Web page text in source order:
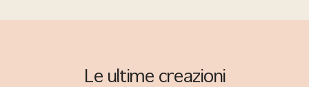
Le ultime creazioni